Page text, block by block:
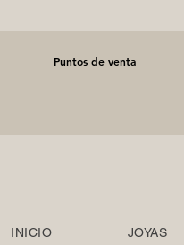
Puntos de venta
INICIO JOYAS